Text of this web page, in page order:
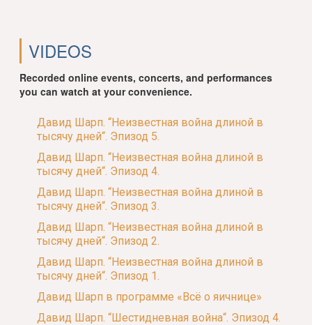
VIDEOS
Recorded online events, concerts, and performances
you can watch at your convenience.
Давид Шарп. “Неизвестная война длиной в
тысячу дней“. Эпизод 5.
Давид Шарп. “Неизвестная война длиной в
тысячу дней“. Эпизод 4.
Давид Шарп. “Неизвестная война длиной в
тысячу дней“. Эпизод 3.
Давид Шарп. “Неизвестная война длиной в
тысячу дней“. Эпизод 2.
Давид Шарп. “Неизвестная война длиной в
тысячу дней“. Эпизод 1.
Давид Шарп в программе «Всё о яичнице»
Давид Шарп. “Шестидневная война“. Эпизод 4.